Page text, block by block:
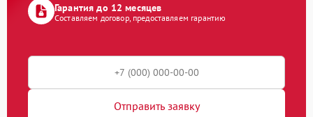
Гарантия до 12 месяцев
Составляем договор, предоставляем гарантию
Отправить заявку